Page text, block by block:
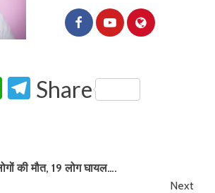
WhatsApp
Telegram
Share
की मौत, 19 लोग घायल….
Next